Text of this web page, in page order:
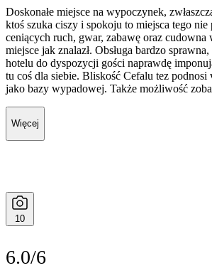
Doskonałe miejsce na wypoczynek,
ktoś szuka ciszy i spokoju to miejsca tego nie
ceniących ruch, gwar, zabawę oraz cudowna
miejsce jak znalazł. Obsługa bardzo
hotelu do dyspozycji gości naprawdę
tu coś dla siebie. Bliskość Cefalu tez podnosi
jako bazy wypadowej. Także możliwość
Więcej
10
6.0/6